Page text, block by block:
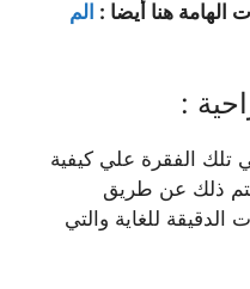
هنا أيضا : الم
:
تلك الفقرة علي كيفية
يتم ذلك عن طريق
للغاية والتي